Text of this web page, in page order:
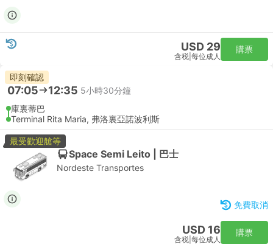
USD 29
含税 每位成人
購票
即刻確認
07:05 12:35 5小時30分鐘
庫裏蒂巴
Terminal Rita Maria, 弗洛裏亞諾波利斯
最受歡迎艙等
Space Semi Leito | 巴士
Nordeste Transportes
免費取消
USD 16
含税 每位成人
購票